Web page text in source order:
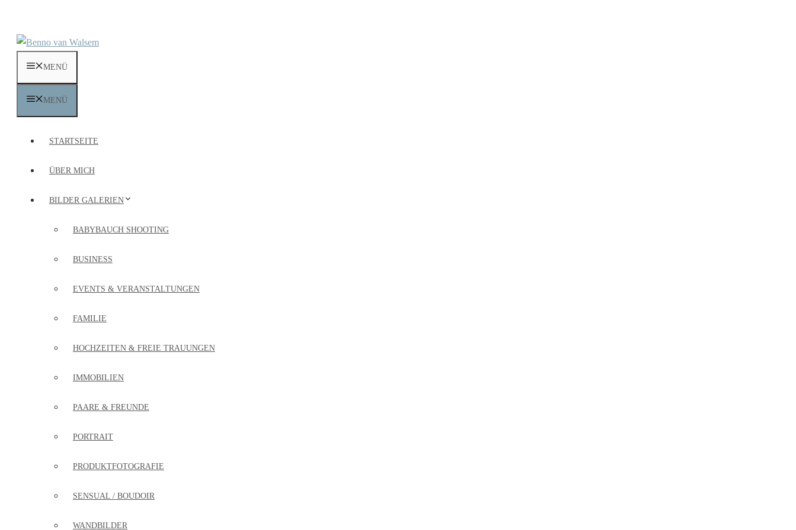
springen
MENÜ
MENÜ
STARTSEITE
ÜBER MICH
BILDER GALERIEN
BABYBAUCH SHOOTING
BUSINESS
EVENTS & VERANSTALTUNGEN
FAMILIE
HOCHZEITEN & FREIE TRAUUNGEN
IMMOBILIEN
PAARE & FREUNDE
PORTRAIT
PRODUKTFOTOGRAFIE
SENSUAL / BOUDOIR
WANDBILDER